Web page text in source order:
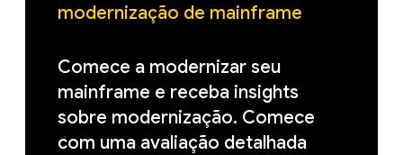
modernização de mainframe
Comece a modernizar seu
mainframe e receba insights
sobre modernização. Comece
com uma avaliação detalhada